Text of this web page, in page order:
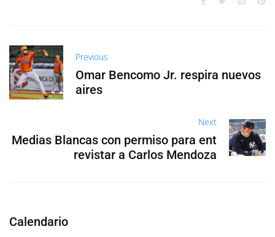
Previous
Omar Bencomo Jr. respira nuevos
aires
Next
Medias Blancas con permiso para ent
revistar a Carlos Mendoza
Calendario